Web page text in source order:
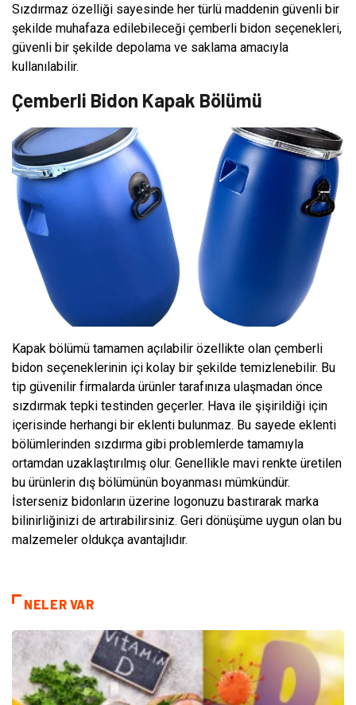
Sızdırmaz özelliği sayesinde her türlü maddenin güvenli bir
şekilde muhafaza edilebileceği çemberli bidon seçenekleri,
güvenli bir şekilde depolama ve saklama amacıyla
kullanılabilir.
Çemberli Bidon Kapak Bölümü
Kapak bölümü tamamen açılabilir özellikte olan çemberli
bidon seçeneklerinin içi kolay bir şekilde temizlenebilir. Bu
tip güvenilir firmalarda ürünler tarafınıza ulaşmadan önce
sızdırmak tepki testinden geçerler. Hava ile şişirildiği için
içerisinde herhangi bir eklenti bulunmaz. Bu sayede eklenti
bölümlerinden sızdırma gibi problemlerde tamamıyla
ortamdan uzaklaştırılmış olur. Genellikle mavi renkte üretilen
bu ürünlerin dış bölümünün boyanması mümkündür.
İsterseniz bidonların üzerine logonuzu bastırarak marka
bilinirliğinizi de artırabilirsiniz. Geri dönüşüme uygun olan bu
malzemeler oldukça avantajlıdır.
NELER VAR